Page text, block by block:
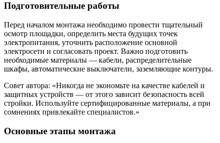
Подготовительные работы
Перед началом монтажа необходимо провести тщательный
осмотр площадки, определить места будущих точек
электропитания, уточнить расположение основной
электросети и согласовать проект. Важно подготовить
необходимые материалы — кабели, распределительные
шкафы, автоматические выключатели, заземляющие контуры.
Совет автора: «Никогда не экономьте на качестве кабелей и
защитных устройств — от этого зависит безопасность всей
стройки. Используйте сертифицированные материалы, а при
сомнениях привлекайте специалистов.»
Основные этапы монтажа